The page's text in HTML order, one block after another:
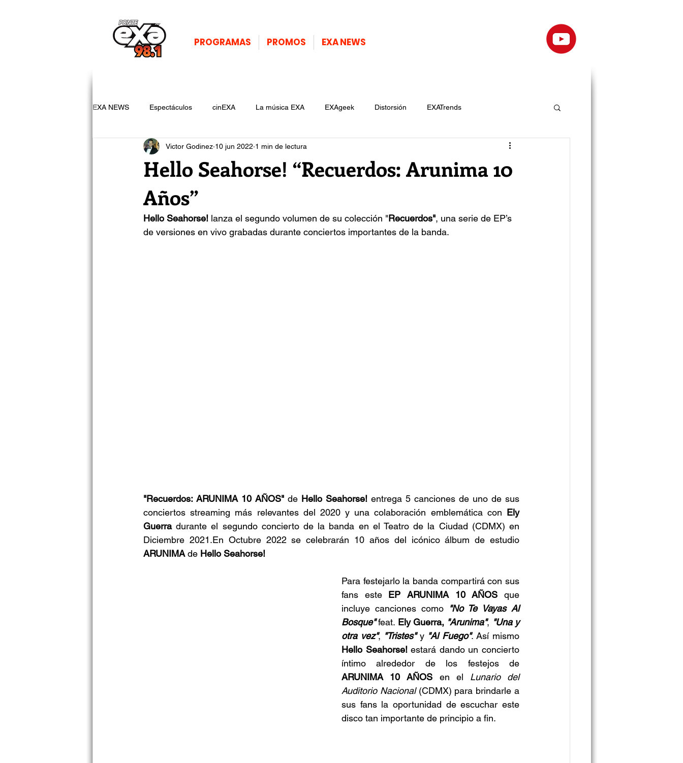
PROGRAMAS PROMOS EXA NEWS
EXA NEWS Espectáculos cinEXA La música EXA EXAgeek Distorsión EXATrends
Hello Seahorse! “Recuerdos: Arunima 10
Años”
Victor Godinez 10 jun 2022 1 min de lectura
Hello Seahorse! lanza el segundo volumen de su colección "Recuerdos", una serie de EP’s
de versiones en vivo grabadas durante conciertos importantes de la banda.
"Recuerdos: ARUNIMA 10 AÑOS" de Hello Seahorse! entrega 5 canciones de uno de sus
conciertos streaming más relevantes del 2020 y una colaboración emblemática con Ely
Guerra durante el segundo concierto de la banda en el Teatro de la Ciudad (CDMX) en
ARUNIMA de Hello Seahorse!
Para festejarlo la banda compartirá con sus
fans este EP ARUNIMA 10 AÑOS que
incluye canciones como
"No Te Vayas Al
Bosque" feat. Ely Guerra, "Arunima", "Una y
otra vez", "Tristes" y "Al Fuego"
Hello Seahorse! estará dando un concierto
ARUNIMA 10 AÑOS en el Lunario del
Auditorio Nacional (CDMX) para brindarle a
sus fans la oportunidad de escuchar este
disco tan importante de principio a fin.